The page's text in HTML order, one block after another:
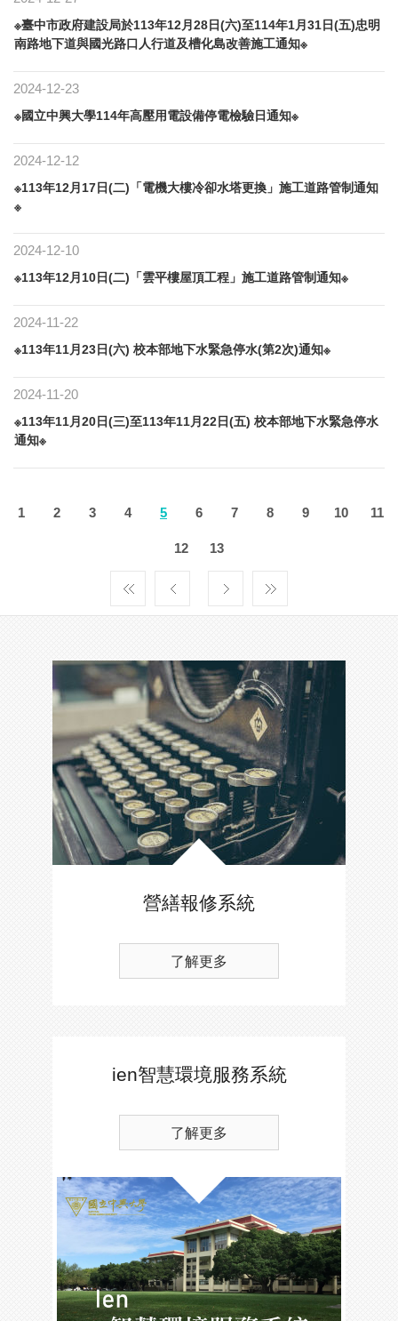
※臺中市政府建設局於113年12月28日(六)至114年1月31日(五)忠明
南路地下道與國光路口人行道及槽化島改善施工通知※
2024-12-23
※國立中興大學114年高壓用電設備停電檢驗日通知※
2024-12-12
※113年12月17日(二)「電機大樓冷卻水塔更換」施工道路管制通知
※
2024-12-10
※113年12月10日(二)「雲平樓屋頂工程」施工道路管制通知※
2024-11-22
※113年11月23日(六) 校本部地下水緊急停水(第2次)通知※
2024-11-20
※113年11月20日(三)至113年11月22日(五) 校本部地下水緊急停水
通知※
1 2 3 4 5 6 7 8 9 10 11
12 13
營繕報修系統
了解更多
ien智慧環境服務系統
了解更多